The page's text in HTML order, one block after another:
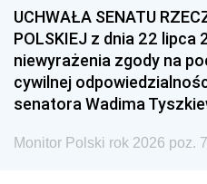
UCHWAŁA SENATU
POLSKIEJ z dnia 22 lipca
niewyrażenia zgody na
cywilnej
senatora Wadima
Monitor Polski rok 2026 poz.